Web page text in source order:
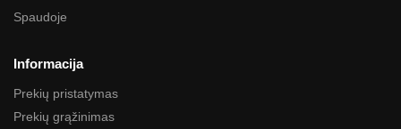
Spaudoje
Informacija
Prekių pristatymas
Prekių grąžinimas